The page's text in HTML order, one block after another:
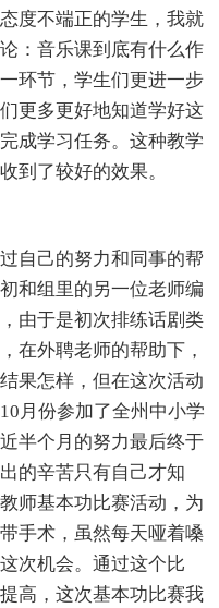
度不端正的学生，我就
：音乐课到底有什么作
环节，学生们更进一步
更多更好地知道学好这
成学习任务。这种教学
到了较好的效果。
自己的努力和同事的帮
和组里的另一位老师编
由于是初次排练话剧类
在外聘老师的帮助下，
果怎样，但在这次活动
月份参加了全州中小学
半个月的努力最后终于
的辛苦只有自己才知
师基本功比赛活动，为
手术，虽然每天哑着嗓
次机会。通过这个比
高，这次基本功比赛我